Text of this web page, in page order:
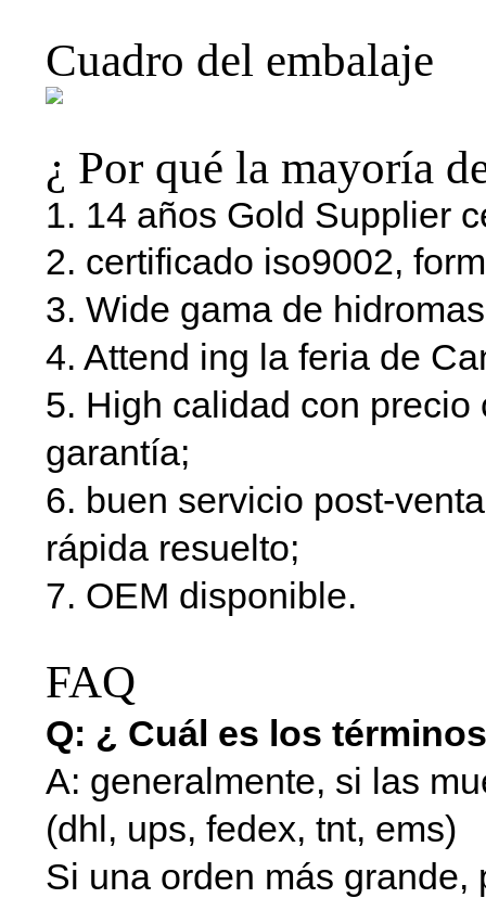
Cuadro del embalaje
¿ Por qué la mayoría
1. 14 años Gold Supplier
2. certificado iso9002,
3. Wide gama de
4. Attend ing la feria de
5. High calidad con
garantía;
6. buen servicio post-
rápida resuelto;
7. OEM disponible.
FAQ
Q: ¿ Cuál es los
A: generalmente, si las
(dhl, ups, fedex, tnt, ems)
Si una orden más grande,